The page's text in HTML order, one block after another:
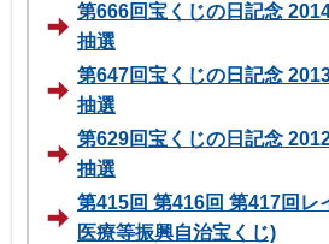
第666回宝くじの日記念
抽選
第647回宝くじの日記念
抽選
第629回宝くじの日記念
抽選
第415回 第416回 第417回レ
医療等振興自治宝くじ)